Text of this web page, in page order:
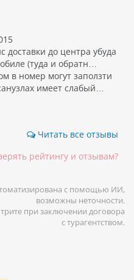
доставки до центра убуда
(туда и обратн…
в номер могут заползти
имеет слабый…
Читать все отзывы
рейтингу и отзывам?
с помощью ИИ,
возможны неточности.
при заключении договора
с турагентством.